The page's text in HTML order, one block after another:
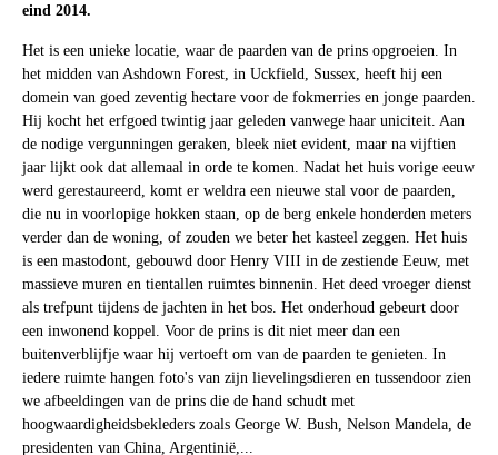
eind 2014.
Het is een unieke locatie, waar de paarden van de prins opgroeien. In
het midden van Ashdown Forest, in Uckfield, Sussex, heeft hij een
domein van goed zeventig hectare voor de fokmerries en jonge paarden.
Hij kocht het erfgoed twintig jaar geleden vanwege haar uniciteit. Aan
de nodige vergunningen geraken, bleek niet evident, maar na vijftien
jaar lijkt ook dat allemaal in orde te komen. Nadat het huis vorige eeuw
werd gerestaureerd, komt er weldra een nieuwe stal voor de paarden,
die nu in voorlopige hokken staan, op de berg enkele honderden meters
verder dan de woning, of zouden we beter het kasteel zeggen. Het huis
is een mastodont, gebouwd door Henry VIII in de zestiende Eeuw, met
massieve muren en tientallen ruimtes binnenin. Het deed vroeger dienst
als trefpunt tijdens de jachten in het bos. Het onderhoud gebeurt door
een inwonend koppel. Voor de prins is dit niet meer dan een
buitenverblijfje waar hij vertoeft om van de paarden te genieten. In
iedere ruimte hangen foto's van zijn lievelingsdieren en tussendoor zien
we afbeeldingen van de prins die de hand schudt met
hoogwaardigheidsbekleders zoals George W. Bush, Nelson Mandela, de
presidenten van China, Argentinië,...